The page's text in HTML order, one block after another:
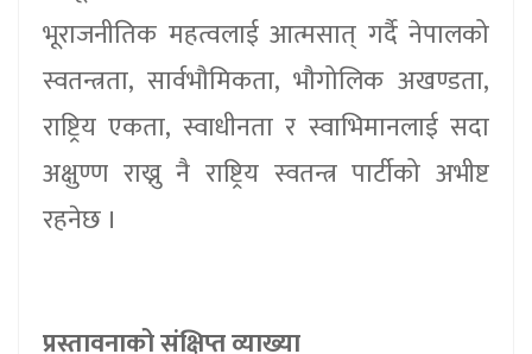
भूराजनीतिक महत्वलाई आत्मसात् गर्दै नेपालको
स्वतन्त्रता, सार्वभौमिकता, भौगोलिक अखण्डता,
राष्ट्रिय एकता, स्वाधीनता र स्वाभिमानलाई सदा
अक्षुण्ण राख्नु नै राष्ट्रिय स्वतन्त्र पार्टीको अभीष्ट
रहनेछ ।
प्रस्तावनाको संक्षिप्त व्याख्या